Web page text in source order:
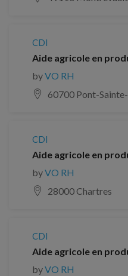
CDI
Aide agricole en
byVO RH
60700 Pont-
CDI
Aide agricole en
byVO RH
28000 Chartres
CDI
Aide agricole en
byVO RH